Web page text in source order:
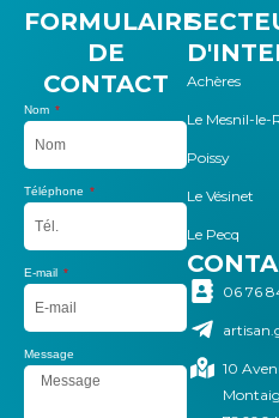
Achères
Le Mesnil-le-
Poissy
Le Vésinet
Le Pecq
06 76
10
FORMULAIRE
DE
CONTACT
Nom
Téléphone
E-mail
Message